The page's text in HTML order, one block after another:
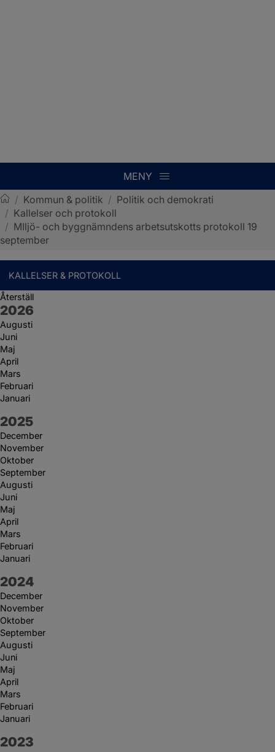
MENY
Sotenäs kommun
/ Kommun & politik / Politik och demokrati
/ Kallelser och protokoll
/ MIljö- och byggnämndens arbetsutskotts protokoll 19
september
KALLELSER & PROTOKOLL
Återställ
År:
2026
Augusti
Juni
Maj
April
Mars
Februari
Januari
År:
2025
December
November
Oktober
September
Augusti
Juni
Maj
April
Mars
Februari
Januari
År:
2024
December
November
Oktober
September
Augusti
Juni
Maj
April
Mars
Februari
Januari
År:
2023